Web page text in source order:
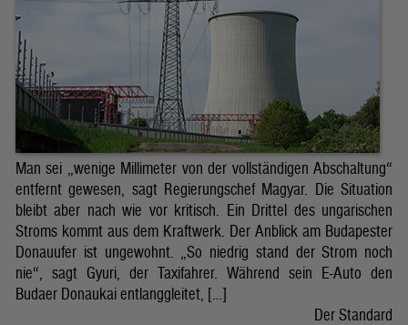
Man sei „wenige Millimeter von der vollständigen Abschaltung“
entfernt gewesen, sagt Regierungschef Magyar. Die Situation
bleibt aber nach wie vor kritisch. Ein Drittel des ungarischen
Stroms kommt aus dem Kraftwerk. Der Anblick am Budapester
Donauufer ist ungewohnt. „So niedrig stand der Strom noch
nie“, sagt Gyuri, der Taxifahrer. Während sein E-Auto den
Budaer Donaukai entlanggleitet, […]
Der Standard